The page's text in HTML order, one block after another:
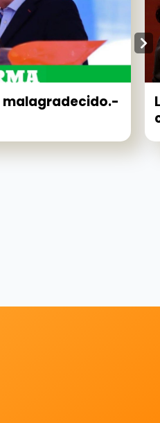
malagradecido.-